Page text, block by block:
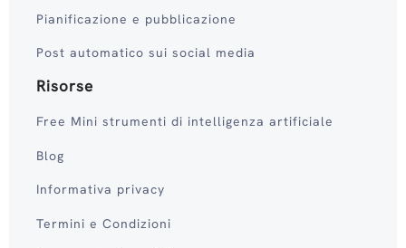
Pianificazione e pubblicazione
Post automatico sui social media
Risorse
Free Mini strumenti di intelligenza artificiale
Blog
Informativa privacy
Termini e Condizioni